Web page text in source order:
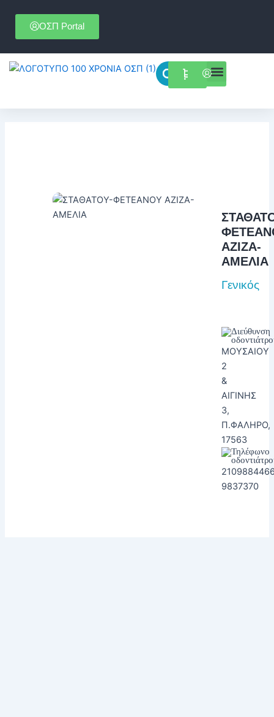
περιεχόμενο
ΟΣΠ Portal
Menu
ΑΖΙΖΑ-
ΑΜΕΛΙΑ
Γενικός
ΜΟΥΣΑΙΟΥ
2
&
ΑΙΓΙΝΗΣ
3,
Π.ΦΑΛΗΡΟ,
17563
9837370